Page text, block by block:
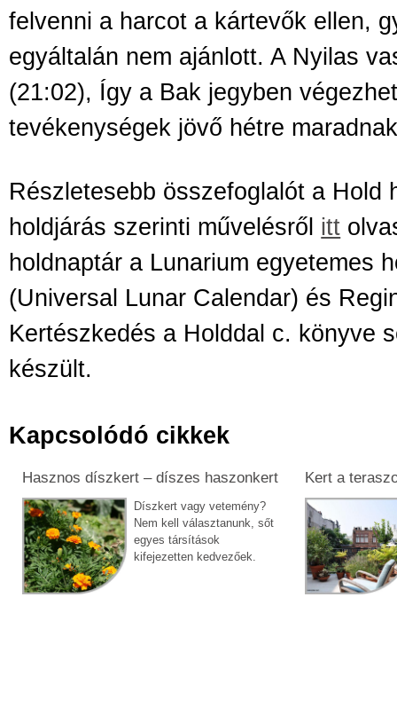
felvenni a harcot a kártevők ellen,
egyáltalán nem ajánlott. A Nyilas
(21:02), Így a Bak jegyben
tevékenységek jövő hétre
Részletesebb összefoglalót a Hold
holdjárás szerinti művelésről itt
holdnaptár a Lunarium egyetemes
(Universal Lunar Calendar) és
Kertészkedés a Holddal c. könyve
készült.
Kapcsolódó cikkek
Hasznos díszkert – díszes haszonkert
Díszkert vagy vetemény?
Nem kell választanunk, sőt
egyes társítások
kifejezetten kedvezőek.
Kert a